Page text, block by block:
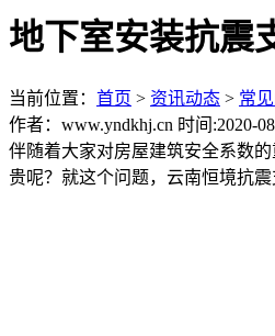
地下室安装抗震
当前位置： 首页 > 资讯动态 > 常
作者：www.yndkhj.cn 时间:2020-
伴随着大家对房屋建筑安全系数
贵呢？就这个问题，云南恒境抗